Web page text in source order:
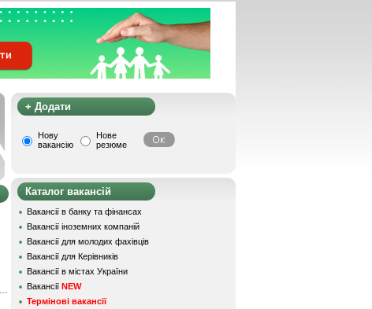
+ Додати
Нову
вакансію
Нове
резюме
Каталог вакансій
Вакансії в банку та фінансах
Вакансії іноземних компаній
Вакансії для молодих фахівців
Вакансії для Керівників
Вакансії в містах України
Вакансії NEW
Термінові вакансії